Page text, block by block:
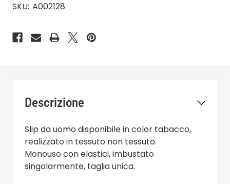
SKU: A002128
Descrizione
Slip da uomo disponibile in color tabacco,
realizzato in tessuto non tessuto.
Monouso con elastici, imbustato
singolarmente, taglia unica.